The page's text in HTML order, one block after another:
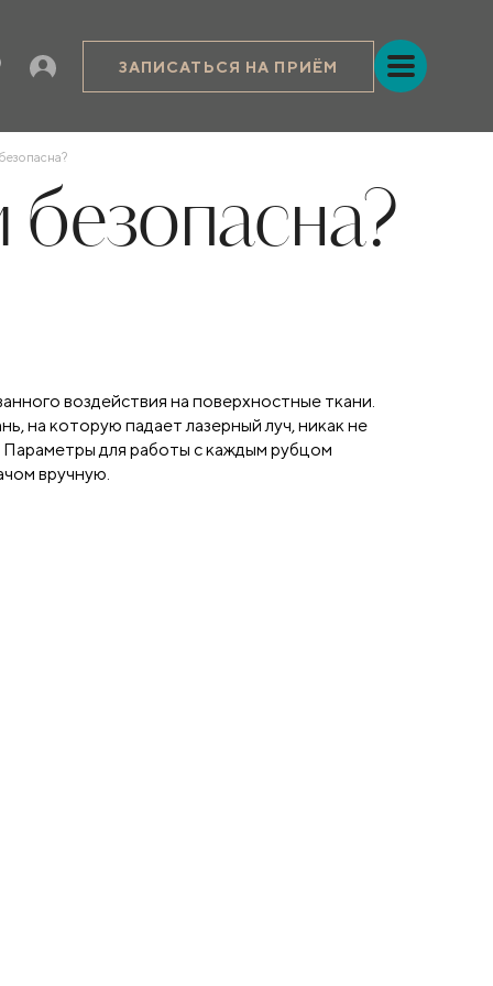
ЗАПИСАТЬСЯ НА ПРИЁМ
воздействия на поверхностные ткани.
на которую падает лазерный луч, никак не
для работы с каждым рубцом
вручную.